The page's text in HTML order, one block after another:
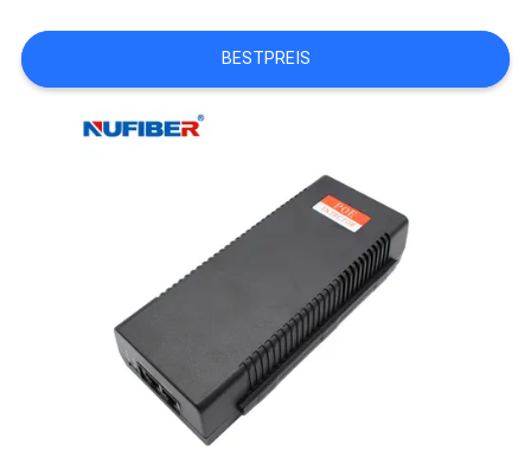
NACHRICHTEN
FORDERN
SITEMAP
DATENSCHUTZRICHTLINIE
BESTPREIS